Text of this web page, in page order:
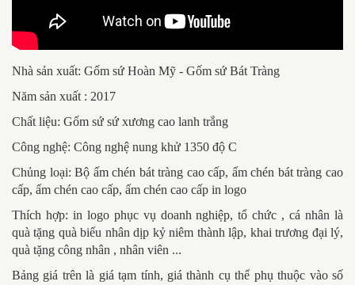
Nhà sản xuất: Gốm sứ Hoàn Mỹ - Gốm sứ Bát Tràng
Năm sản xuất : 2017
Chất liệu: Gốm sứ sứ xương cao lanh trắng
Công nghệ: Công nghệ nung khử 1350 độ C
Chủng loại: Bộ ấm chén bát tràng cao cấp, ấm chén bát tràng cao
cấp, ấm chén cao cấp, ấm chén cao cấp in logo
Thích hợp: in logo phục vụ doanh nghiệp, tổ chức , cá nhân là
quà tặng quà biếu nhân dịp kỷ niêm thành lập, khai trương đại lý,
quà tặng công nhân , nhân viên ...
Bảng giá trên là giá tạm tính, giá thành cụ thể phụ thuộc vào số